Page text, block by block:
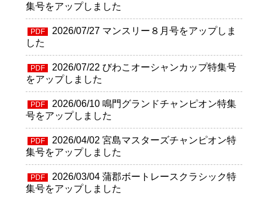
集号をアップしました
PDF 2026/07/27マンスリー８月号をアップしま
した
PDF 2026/07/22 びわこオーシャンカップ特集号
をアップしました
PDF 2026/06/10鳴門グランドチャンピオン特集
号をアップしました
PDF 2026/04/02 宮島マスターズチャンピオン特
集号をアップしました
PDF 2026/03/04蒲郡ボートレースクラシック特
集号をアップしました